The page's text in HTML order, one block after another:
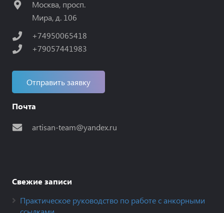
Москва, просп.
Мира, д. 106
+74950065418
+79057441983
Отправить заявку
Почта
artisan-team@yandex.ru
Свежие записи
Практическое руководство по работе с анкорными